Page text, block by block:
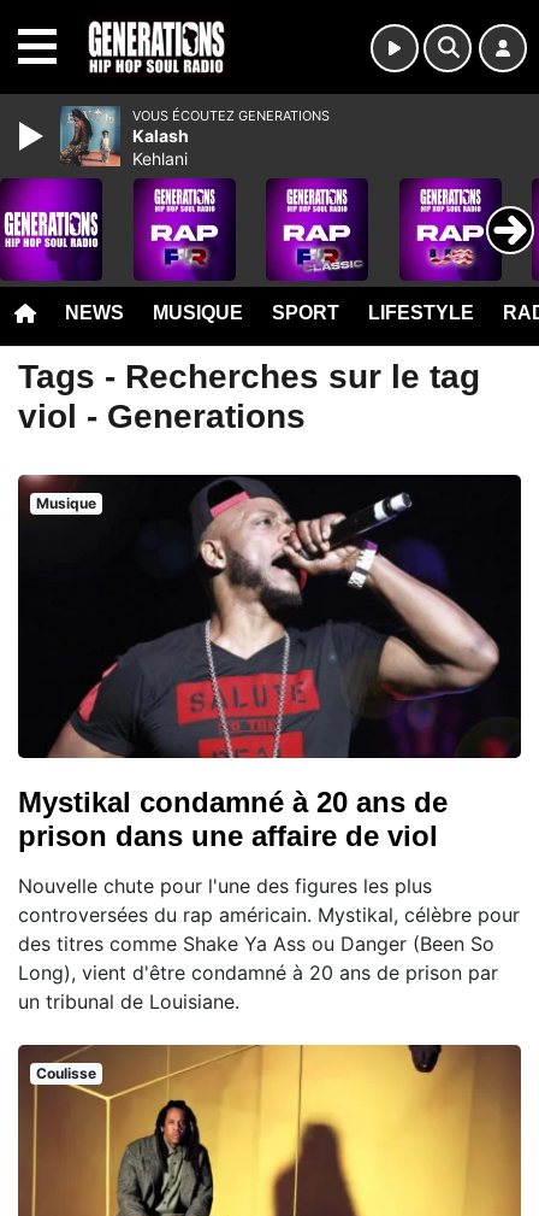
NEWS MUSIQUE SPORT LIFESTYLE
Tags - Recherches sur le tag
viol - Generations
Musique
Mystikal condamné à 20 ans de
prison dans une affaire de viol
Nouvelle chute pour l'une des figures les plus
controversées du rap américain. Mystikal, célèbre pour
des titres comme Shake Ya Ass ou Danger (Been So
Long), vient d'être condamné à 20 ans de prison par
un tribunal de Louisiane.
Coulisse
VOUS ÉCOUTEZ GENERATIONS
Kalash
Kehlani